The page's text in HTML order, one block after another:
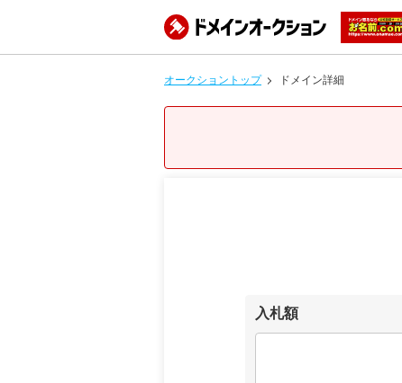
オークショントップ ドメイン詳細
入札額